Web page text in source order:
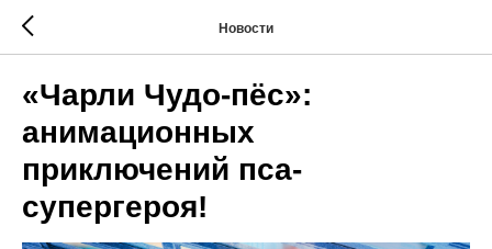
Новости
«Чарли Чудо-пёс»:
анимационных
приключений пса-
супергероя!